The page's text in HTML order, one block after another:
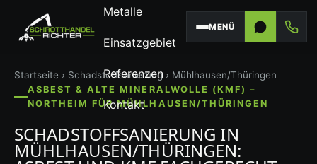
Metalle
Einsatzgebiet
Referenzen
Kontakt
MENÜ
Startseite › Schadstoffsanierung› Mühlhausen/Thüringen
ASBEST & ALTE MINERALWOLLE (KMF) –
NORTHEIM FÜR MÜHLHAUSEN/THÜRINGEN
SCHADSTOFFSANIERUNG IN
MÜHLHAUSEN/THÜRINGEN: